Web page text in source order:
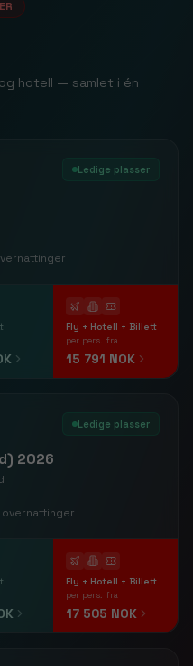
hotell — samlet i én
Ledige plasser
Fly + Hotell + Billett
per pers. fra
15 791 NOK
Ledige plasser
2026
overnattinger
Fly + Hotell + Billett
per pers. fra
17 505 NOK